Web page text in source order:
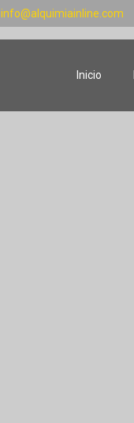
info@alquimiainline.com
Inicio